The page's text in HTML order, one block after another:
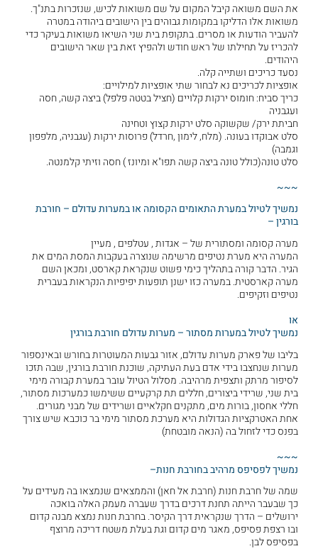
את השם משואה קיבל המקום על שם משואות לכיש, שנזכרות בתנ"ך.
משואות אלו הדליקו במקומות גבוהים בין הישובים ביהודה במטרה
להעביר הודעות או מסרים. בתקופת בית שני השיאו משואות בעיקר כדי
להכריז על תחילתו של ראש חודש ולהפיץ זאת בין שאר הישובים
היהודים.
נסעד כריכים ושתייה קלה.
אופציות לכריכים נא לבחור שתי אופציות למילויים:
כריך סביח: חומוס ירקות קלויים (חציל בטטה פלפל) ביצה קשה, חסה
ועגבניה
חביתת ירק/ שקשוקה סלט ירקות קצוץ וטחינה
סלט אבוקדו בעונה. (מלח, לימון ,חרדל) פרוסות ירקות (עגבניה, מלפפון
וגמבה)
סלט טונה(כולל טונה ביצה קשה תפו"א ומיונז ) חסה וזיתי קלמנטה.
~~~
נמשיך לטיול במערת התאומים הקסומה או במערות עדולם – חורבת
בורגין –
מערה קסומה ומסתורית של – אגדות , עטלפים , מעיין
המערה היא מערת נטיפים מרשימה שנוצרה בעקבות המסת המים את
הגיר. הדבר קורה בתהליך כימי פשוט שנקראת קארסט, ומכאן השם
מערה קארסטית. במערה כזו ישנן תופעות יפיפיות הנקראות בעברית
נטיפים וזקיפים.
או
נמשיך לטיול במערות מסתור – מערות עדולם חורבת בורגין
בליבו של פארק מערות עדולם, אזור גבעות המעוטרות בחורש ובאינספור
מערות שנחצבו בידי אדם בעת העתיקה, שוכנת חורבת בורגין, שבה תזכו
לסיפור מרתק ותצפית מרהיבה. מסלול הטיול עובר במערת קבורה מימי
בית שני, שרידי ביצורים, חללים תת קרקעיים ששימשו כמערכות מסתור,
חללי אחסון, בורות מים, מתקנים חקלאיים ושרידים של מבני מגורים.
אחת האטרקציות הגדולות היא מערכת מסתור מימי בר כוכבא שיש צורך
בפנס כדי לזחול בה (הנאה מובטחת)
~~~
נמשיך לפסיפס מרהיב בחורבת חנות–
שמה של חרבת חנות (חרבת אל חאן) והממצאים שנמצאו בה מעידים על
כך שבעבר הייתה תחנת דרכים בדרך שעברה מעמק האלה בואכה
ירושלים – הדרך שנקראית דרך הקיסר. בחרבת חנות נמצא מבנה קדום
ובו רצפת פסיפס, מאגר מים קדום וגת בעלת משטח דריכה מרוצף
בפסיפס לבן.